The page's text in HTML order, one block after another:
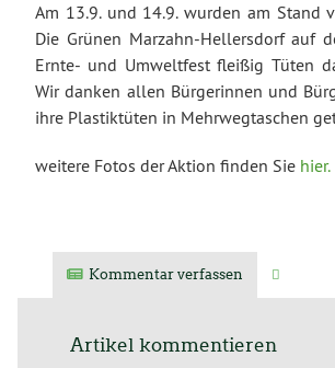
Am 13.9. und 14.9. wurden am Stand
Die Grünen Marzahn-Hellersdorf auf
Ernte- und Umweltfest fleißig Tüten
Wir danken allen Bürgerinnen und
ihre Plastiktüten in Mehrwegtaschen
weitere Fotos der Aktion finden Sie hier.
Kommentar verfassen
Artikel kommentieren